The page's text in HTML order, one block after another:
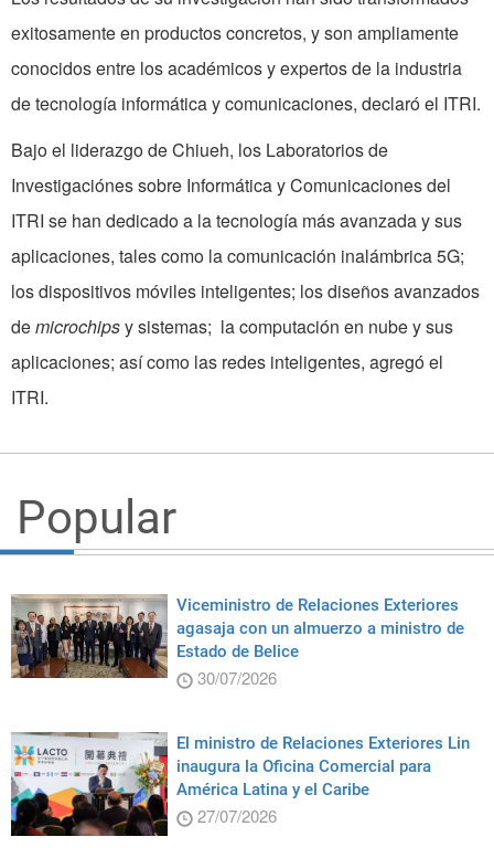
exitosamente en productos concretos, y son ampliamente
conocidos entre los académicos y expertos de la industria
de tecnología informática y comunicaciones, declaró el ITRI.
Bajo el liderazgo de Chiueh, los Laboratorios de
Investigaciónes sobre Informática y Comunicaciones del
ITRI se han dedicado a la tecnología más avanzada y sus
aplicaciones, tales como la comunicación inalámbrica 5G;
los dispositivos móviles inteligentes; los diseños avanzados
demicrochipsy sistemas; la computación en nube y sus
aplicaciones; así como las redes inteligentes, agregó el
ITRI.
Popular
Viceministro de Relaciones Exteriores
agasaja con un almuerzo a ministro de
Estado de Belice
30/07/2026
El ministro de Relaciones Exteriores Lin
inaugura la Oficina Comercial para
América Latina y el Caribe
27/07/2026